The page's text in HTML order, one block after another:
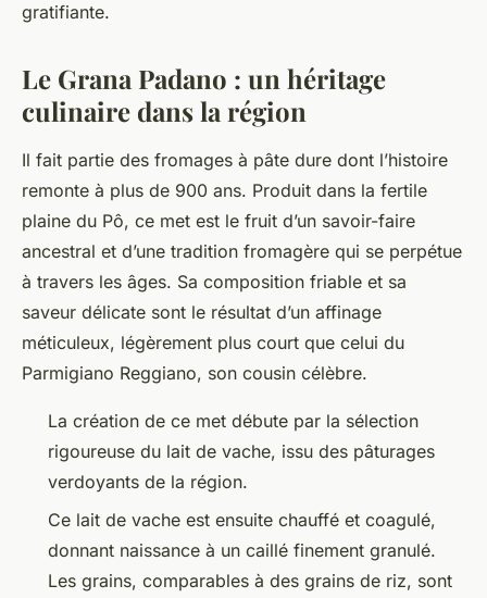
gratifiante.
Le Grana Padano : un héritage
culinaire dans la région
Il fait partie des fromages à pâte dure dont l’histoire
remonte à plus de 900 ans. Produit dans la fertile
plaine du Pô, ce met est le fruit d’un savoir-faire
ancestral et d’une tradition fromagère qui se perpétue
à travers les âges. Sa composition friable et sa
saveur délicate sont le résultat d’un affinage
méticuleux, légèrement plus court que celui du
Parmigiano Reggiano, son cousin célèbre.
La création de ce met débute par la sélection
rigoureuse du lait de vache, issu des pâturages
verdoyants de la région.
Ce lait de vache est ensuite chauffé et coagulé,
donnant naissance à un caillé finement granulé.
Les grains, comparables à des grains de riz, sont